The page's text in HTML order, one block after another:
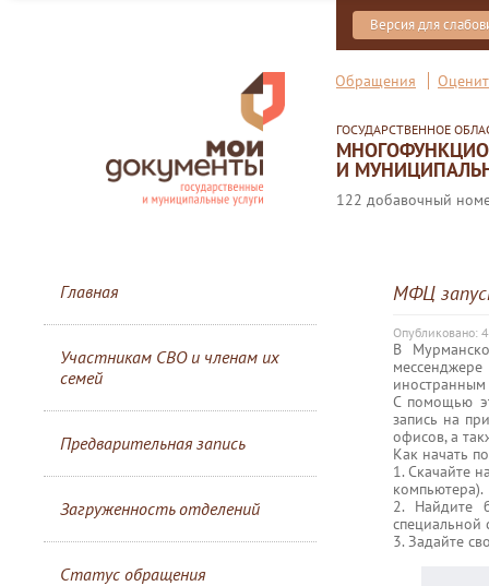
Версия для
Обращения
ГОСУДАРСТВЕННОЕ
И
122 добавочный
Главная
Участникам СВО и членам их
семей
Предварительная запись
Загруженность отделений
Статус обращения
МФЦ
Опубликовано:
В
иностранным
С помощью
запись на
офисов, а
Как начать
1. Скачайте
компьютера).
2. Найдите
специальной
3. Задайте